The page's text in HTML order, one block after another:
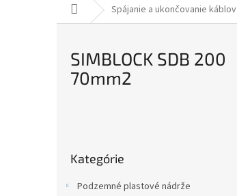
DomovSpájanie a ukončovanie káblov
SIMBLOCK SDB 200
70mm2
kategórie
Kategórie
Podzemné plastové nádrže